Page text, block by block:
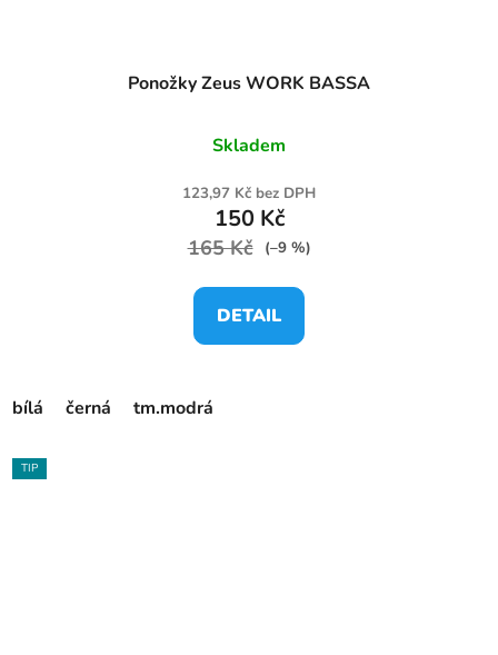
Ponožky Zeus WORK BASSA
Skladem
123,97 Kč bez DPH
150 Kč
165 Kč (–9 %)
DETAIL
bílá černá tm.modrá
TIP